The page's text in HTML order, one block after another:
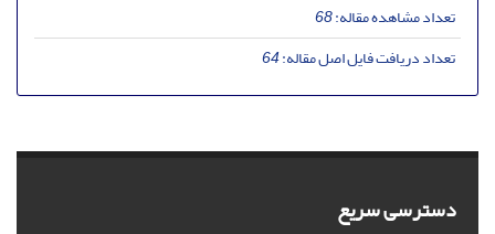
تعداد مشاهده مقاله:68
تعداد دریافت فایل اصل مقاله:64
دسترسی سریع